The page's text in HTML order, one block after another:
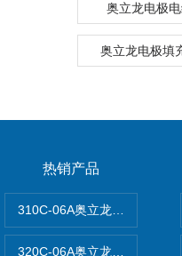
奥立龙电极
奥立龙电极填
热销产品
310C-06A奥立龙实验室台式
320C-06A奥立龙实验室便携